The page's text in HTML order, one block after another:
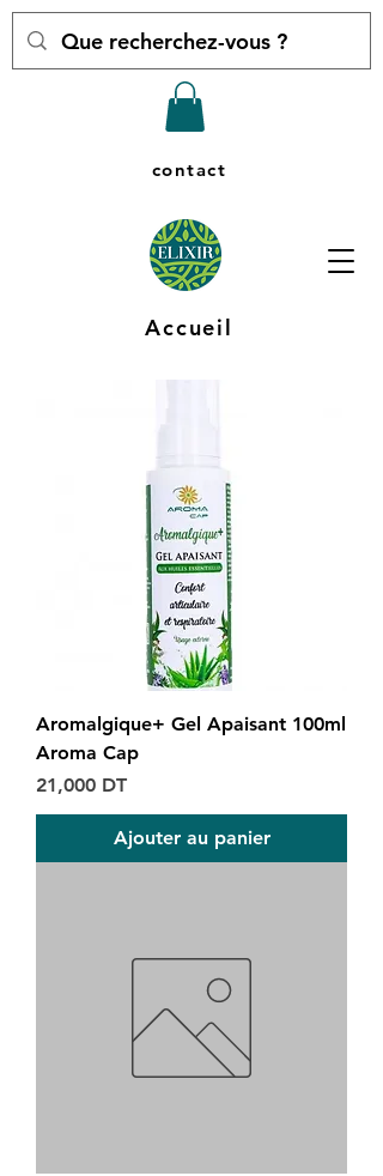
Accueil
contact
Aromalgique+ Gel Apaisant 100ml
Aroma Cap
Prix
21,000 DT
Ajouter au panier